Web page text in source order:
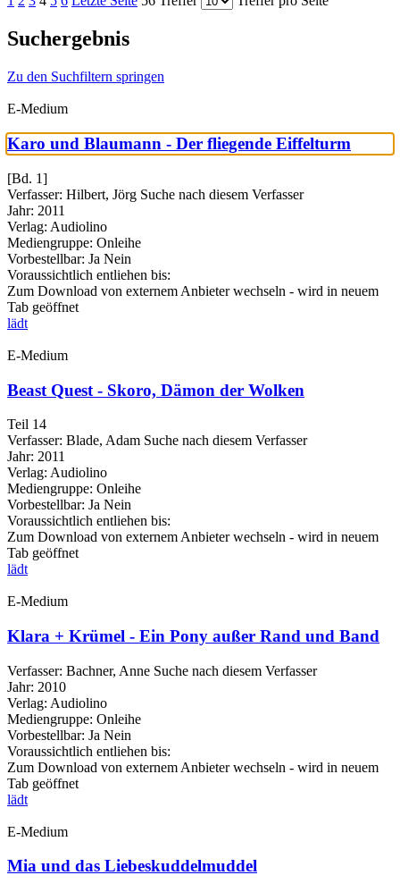
Suchergebnis
Zu den Suchfiltern springen
E-Medium
Karo und Blaumann - Der fliegende Eiffelturm
[Bd. 1]
Verfasser: Hilbert, Jörg Suche nach diesem Verfasser
Jahr: 2011
Verlag: Audiolino
Mediengruppe: Onleihe
Vorbestellbar: Ja Nein
Voraussichtlich entliehen bis:
Zum Download von externem Anbieter wechseln - wird in neuem
Tab geöffnet
lädt
E-Medium
Beast Quest - Skoro, Dämon der Wolken
Teil 14
Verfasser: Blade, Adam Suche nach diesem Verfasser
Jahr: 2011
Verlag: Audiolino
Mediengruppe: Onleihe
Vorbestellbar: Ja Nein
Voraussichtlich entliehen bis:
Zum Download von externem Anbieter wechseln - wird in neuem
Tab geöffnet
lädt
E-Medium
Klara + Krümel - Ein Pony außer Rand und Band
Verfasser: Bachner, Anne Suche nach diesem Verfasser
Jahr: 2010
Verlag: Audiolino
Mediengruppe: Onleihe
Vorbestellbar: Ja Nein
Voraussichtlich entliehen bis:
Zum Download von externem Anbieter wechseln - wird in neuem
Tab geöffnet
lädt
E-Medium
Mia und das Liebeskuddelmuddel